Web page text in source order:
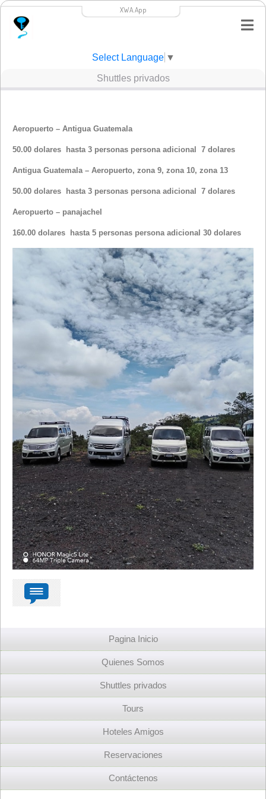
XWA.App
Select Language ▼
Shuttles privados
Aeropuerto – Antigua Guatemala
50.00 dolares hasta 3 personas persona adicional 7 dolares
Antigua Guatemala – Aeropuerto, zona 9, zona 10, zona 13
50.00 dolares hasta 3 personas persona adicional 7 dolares
Aeropuerto – panajachel
160.00 dolares hasta 5 personas persona adicional 30 dolares
Pagina Inicio
Quienes Somos
Shuttles privados
Tours
Hoteles Amigos
Reservaciones
Contáctenos